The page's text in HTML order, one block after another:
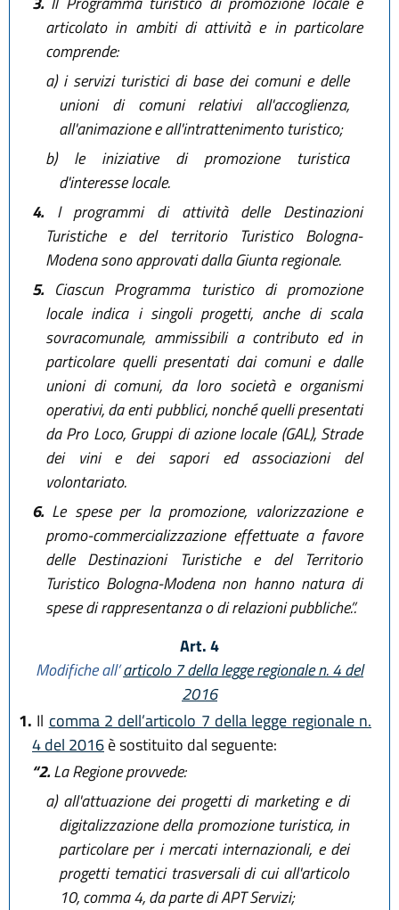
articolato in ambiti di attività e in particolare
comprende:
a)i servizi turistici di base dei comuni e delle
unioni di comuni relativi all'accoglienza,
all'animazione e all'intrattenimento turistico;
b)le iniziative di promozione turistica
d'interesse locale.
4.I programmi di attività delle Destinazioni
Turistiche e del territorio Turistico Bologna-
Modena sono approvati dalla Giunta regionale.
5.Ciascun Programma turistico di promozione
locale indica i singoli progetti, anche di scala
sovracomunale, ammissibili a contributo ed in
particolare quelli presentati dai comuni e dalle
unioni di comuni, da loro società e organismi
operativi, da enti pubblici, nonché quelli presentati
da Pro Loco, Gruppi di azione locale (GAL), Strade
dei vini e dei sapori ed associazioni del
volontariato.
6.Le spese per la promozione, valorizzazione e
promo-commercializzazione effettuate a favore
delle Destinazioni Turistiche e del Territorio
Turistico Bologna-Modena non hanno natura di
spese di rappresentanza o di relazioni pubbliche.”.
Art. 4
Modifiche all’articolo 7 della legge regionale n. 4 del
2016
1. Il comma 2 dell’articolo 7 della legge regionale n.
4 del 2016è sostituito dal seguente:
“2.La Regione provvede:
a)all'attuazione dei progetti di marketing e di
digitalizzazione della promozione turistica, in
particolare per i mercati internazionali, e dei
progetti tematici trasversali di cui all'articolo
10, comma 4, da parte di APT Servizi;